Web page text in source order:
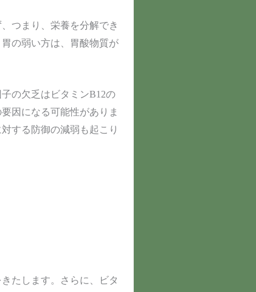
つまり、栄養を分解でき
の弱い方は、胃酸物質が
の欠乏はビタミンB12の
因になる可能性がありま
する防御の減弱も起こり
たします。さらに、ビタ